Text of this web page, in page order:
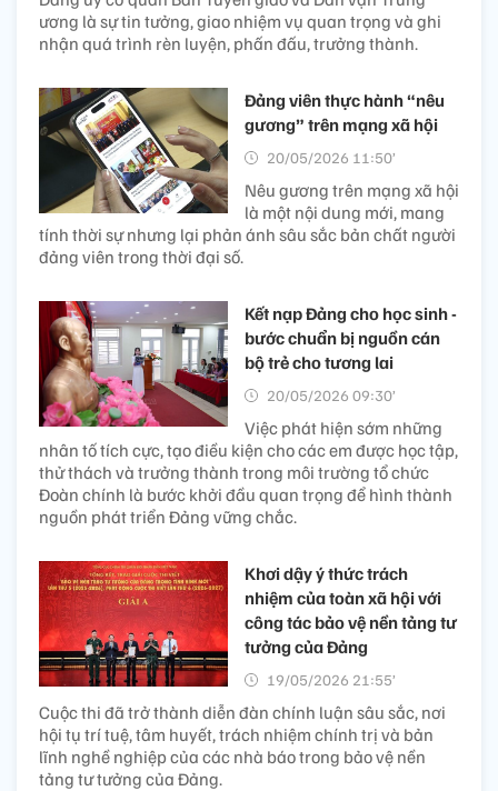
ương là sự tin tưởng, giao nhiệm vụ quan trọng và ghi
nhận quá trình rèn luyện, phấn đấu, trưởng thành.
Đảng viên thực hành “nêu
gương” trên mạng xã hội
20/05/2026 11:50’
Nêu gương trên mạng xã hội
là một nội dung mới, mang
tính thời sự nhưng lại phản ánh sâu sắc bản chất người
đảng viên trong thời đại số.
Kết nạp Đảng cho học sinh -
bước chuẩn bị nguồn cán
bộ trẻ cho tương lai
20/05/2026 09:30’
Việc phát hiện sớm những
nhân tố tích cực, tạo điều kiện cho các em được học tập,
thử thách và trưởng thành trong môi trường tổ chức
Đoàn chính là bước khởi đầu quan trọng để hình thành
nguồn phát triển Đảng vững chắc.
Khơi dậy ý thức trách
nhiệm của toàn xã hội với
công tác bảo vệ nền tảng tư
tưởng của Đảng
19/05/2026 21:55’
Cuộc thi đã trở thành diễn đàn chính luận sâu sắc, nơi
hội tụ trí tuệ, tâm huyết, trách nhiệm chính trị và bản
lĩnh nghề nghiệp của các nhà báo trong bảo vệ nền
tảng tư tưởng của Đảng.